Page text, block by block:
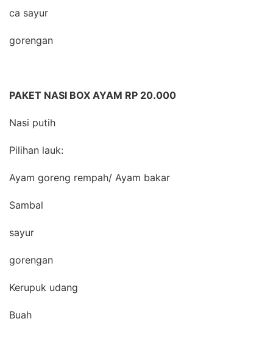
ca sayur
gorengan
PAKET NASI BOX AYAM RP 20.000
Nasi putih
Pilihan lauk:
Ayam goreng rempah/ Ayam bakar
Sambal
sayur
gorengan
Kerupuk udang
Buah